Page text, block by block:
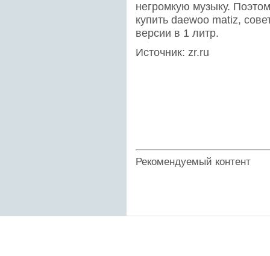
негромкую музыку.
купить daewoo matiz,
версии в 1 литр.
Источник: zr.ru
Рекомендуемый контент